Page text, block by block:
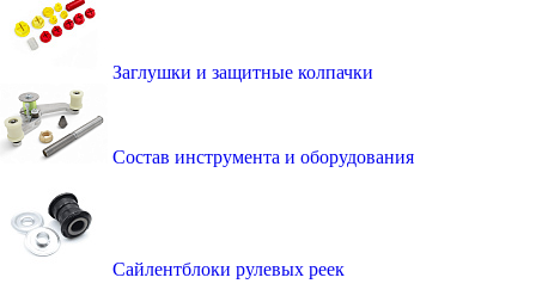
Заглушки и защитные колпачки
Состав инструмента и оборудования
Сайлентблоки рулевых реек